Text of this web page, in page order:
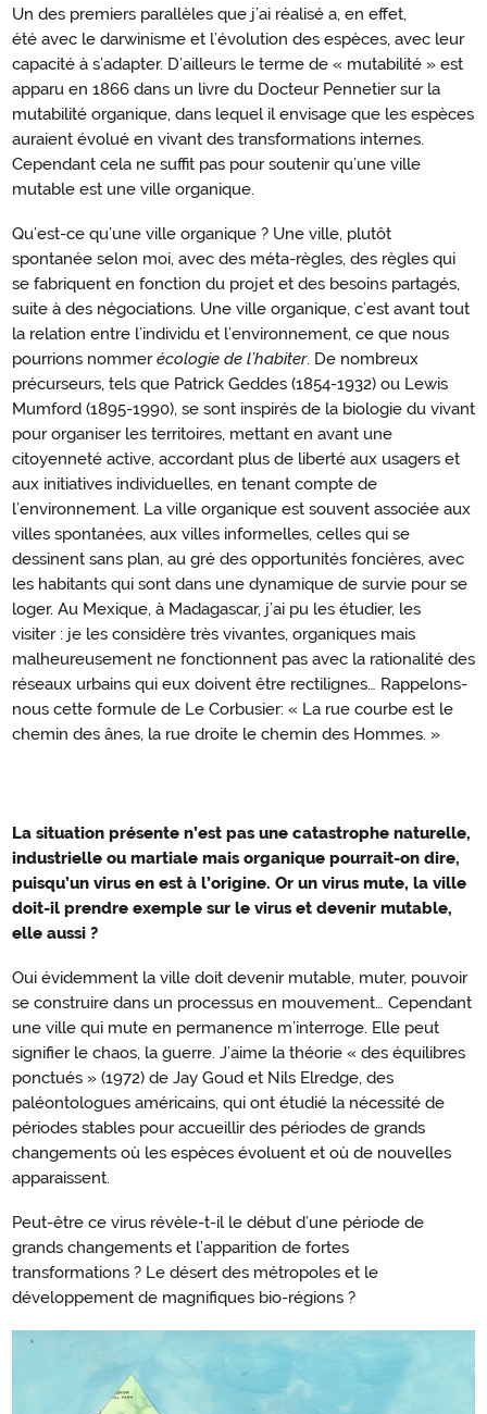
Un des premiers parallèles que j’ai réalisé a, en effet,
été avec le darwinisme et l’évolution des espèces, avec leur
capacité à s’adapter. D’ailleurs le terme de « mutabilité » est
apparu en 1866 dans un livre du Docteur Pennetier sur la
mutabilité organique, dans lequel il envisage que les espèces
auraient évolué en vivant des transformations internes.
Cependant cela ne suffit pas pour soutenir qu’une ville
mutable est une ville organique.
Qu’est-ce qu’une ville organique ? Une ville, plutôt
spontanée selon moi, avec des méta-règles, des règles qui
se fabriquent en fonction du projet et des besoins partagés,
suite à des négociations. Une ville organique, c’est avant tout
la relation entre l’individu et l’environnement, ce que nous
pourrions nommerécologie de l’habiter. De nombreux
précurseurs, tels que Patrick Geddes (1854-1932) ou Lewis
Mumford (1895-1990), se sont inspirés de la biologie du vivant
pour organiser les territoires, mettant en avant une
citoyenneté active, accordant plus de liberté aux usagers et
aux initiatives individuelles, en tenant compte de
l’environnement. La ville organique est souvent associée aux
villes spontanées, aux villes informelles, celles qui se
dessinent sans plan, au gré des opportunités foncières, avec
les habitants qui sont dans une dynamique de survie pour se
loger. Au Mexique, à Madagascar, j’ai pu les étudier, les
visiter : je les considère très vivantes, organiques mais
malheureusement ne fonctionnent pas avec la rationalité des
réseaux urbains qui eux doivent être rectilignes… Rappelons-
nous cette formule de Le Corbusier: « La rue courbe est le
chemin des ânes, la rue droite le chemin des Hommes. »
La situation présente n’est pas une catastrophe naturelle,
industrielle ou martiale mais organique pourrait-on dire,
puisqu’un virus en est à l’origine. Or un virus mute, la ville
doit-il prendre exemple sur le virus et devenir mutable,
elle aussi ?
Oui évidemment la ville doit devenir mutable, muter, pouvoir
se construire dans un processus en mouvement… Cependant
une ville qui mute en permanence m’interroge. Elle peut
signifier le chaos, la guerre. J’aime la théorie « des équilibres
ponctués » (1972) de Jay Goud et Nils Elredge, des
paléontologues américains, qui ont étudié la nécessité de
périodes stables pour accueillir des périodes de grands
changements où les espèces évoluent et où de nouvelles
apparaissent.
Peut-être ce virus révèle-t-il le début d’une période de
grands changements et l’apparition de fortes
transformations ? Le désert des métropoles et le
développement de magnifiques bio-régions ?